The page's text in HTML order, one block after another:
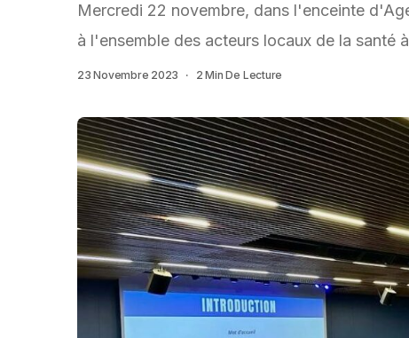
Mercredi 22 novembre, dans l'enceinte
à l'ensemble des acteurs locaux de la santé
23 Novembre 2023 2 Min De Lecture